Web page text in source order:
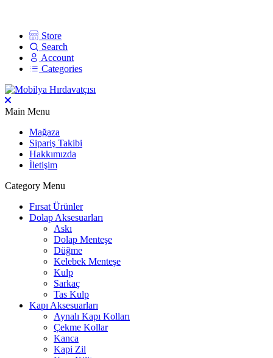
Store
Search
Account
Categories
Main Menu
Mağaza
Sipariş Takibi
Hakkımızda
İletişim
Category Menu
Fırsat Ürünler
Dolap Aksesuarları
Askı
Dolap Menteşe
Düğme
Kelebek Menteşe
Kulp
Sarkaç
Tas Kulp
Kapı Aksesuarları
Aynalı Kapı Kolları
Çekme Kollar
Kanca
Kapi Zil